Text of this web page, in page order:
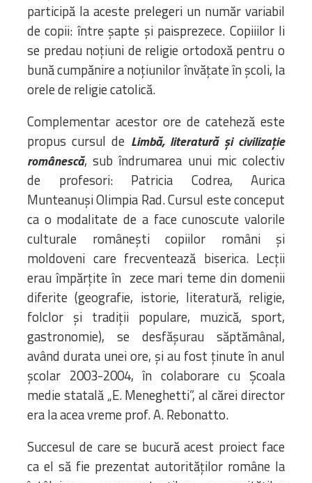
participă la aceste prelegeri un număr variabil
de copii: între șapte și paisprezece. Copiiilor li
se predau noțiuni de religie ortodoxă pentru o
bună cumpănire a noțiunilor învățate în școli, la
orele de religie catolică.
Complementar acestor ore de cateheză este
propus cursul de Limbă, literatură și civilizație
românescă, sub îndrumarea unui mic colectiv
de profesori: Patricia Codrea, Aurica
Munteanuși Olimpia Rad. Cursul este conceput
ca o modalitate de a face cunoscute valorile
culturale românești copiilor români și
moldoveni care frecventează biserica. Lecții
erau împărțite în zece mari teme din domenii
diferite (geografie, istorie, literatură, religie,
folclor și tradiții populare, muzică, sport,
gastronomie), se desfășurau săptămânal,
având durata unei ore, și au fost ținute în anul
școlar 2003-2004, în colaborare cu Școala
medie statală „E. Meneghetti”, al cărei director
era la acea vreme prof. A. Rebonatto.
Succesul de care se bucură acest proiect face
ca el să fie prezentat autorităților române la